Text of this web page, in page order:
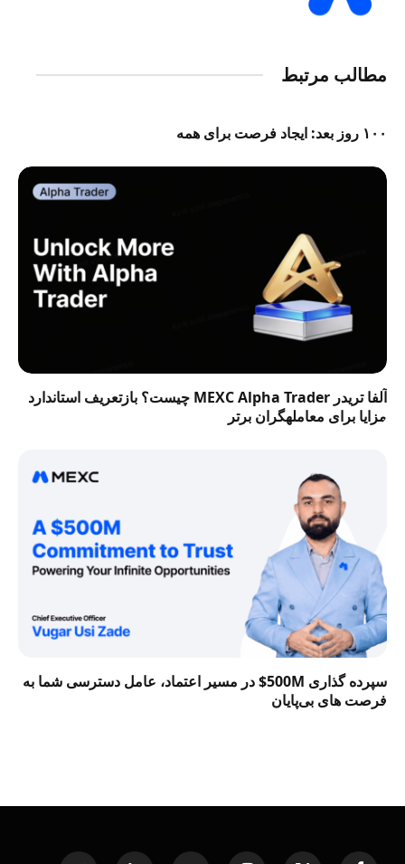
مطالب مرتبط
۱۰۰ روز بعد: ایجاد فرصت برای همه
آلفا تریدر MEXC Alpha Trader چیست؟ بازتعریف استاندارد
مزایا برای معاملهگران برتر
سپرده گذاری 500M$ در مسیر اعتماد، عامل دسترسی شما به
فرصت‌ های بی‌پایان